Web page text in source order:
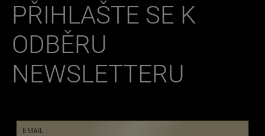
PŘIHLAŠTE SE K
ODBĚRU
NEWSLETTERU
EMAIL